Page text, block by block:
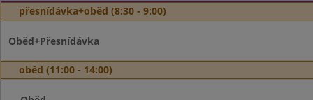
přesnídávka+oběd (8:30 - 9:00)
Oběd+Přesnídávka
oběd (11:00 - 14:00)